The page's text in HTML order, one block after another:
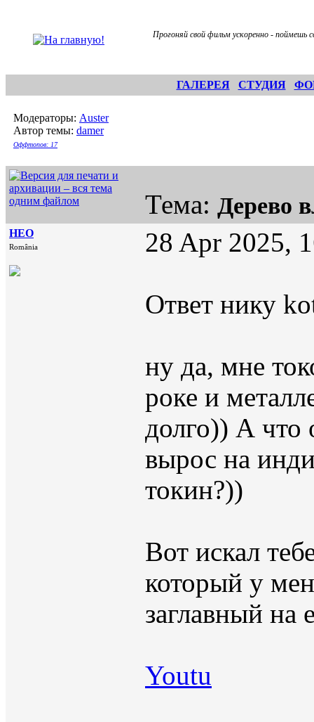
Прогоняй свой фильм ускоренно - поймешь
ГАЛЕРЕЯ СТУДИЯ
Модераторы: Auster
Автор темы: damer
Оффтопов: 17
Тема: Дерево
НЕО
România 28 Apr 2025,
Ответ нику
ну да, мне
роке и
долго)) А что
вырос на
токин?))
Вот искал
который у
заглавный на
Youtu